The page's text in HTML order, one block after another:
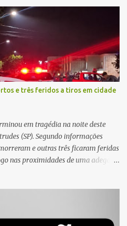
e três feridos a tiros em cidade
em tragédia na noite deste
(SP). Segundo informações
e outras três ficaram feridas
nas proximidades de uma adega. O
morreram ainda no local. Outras